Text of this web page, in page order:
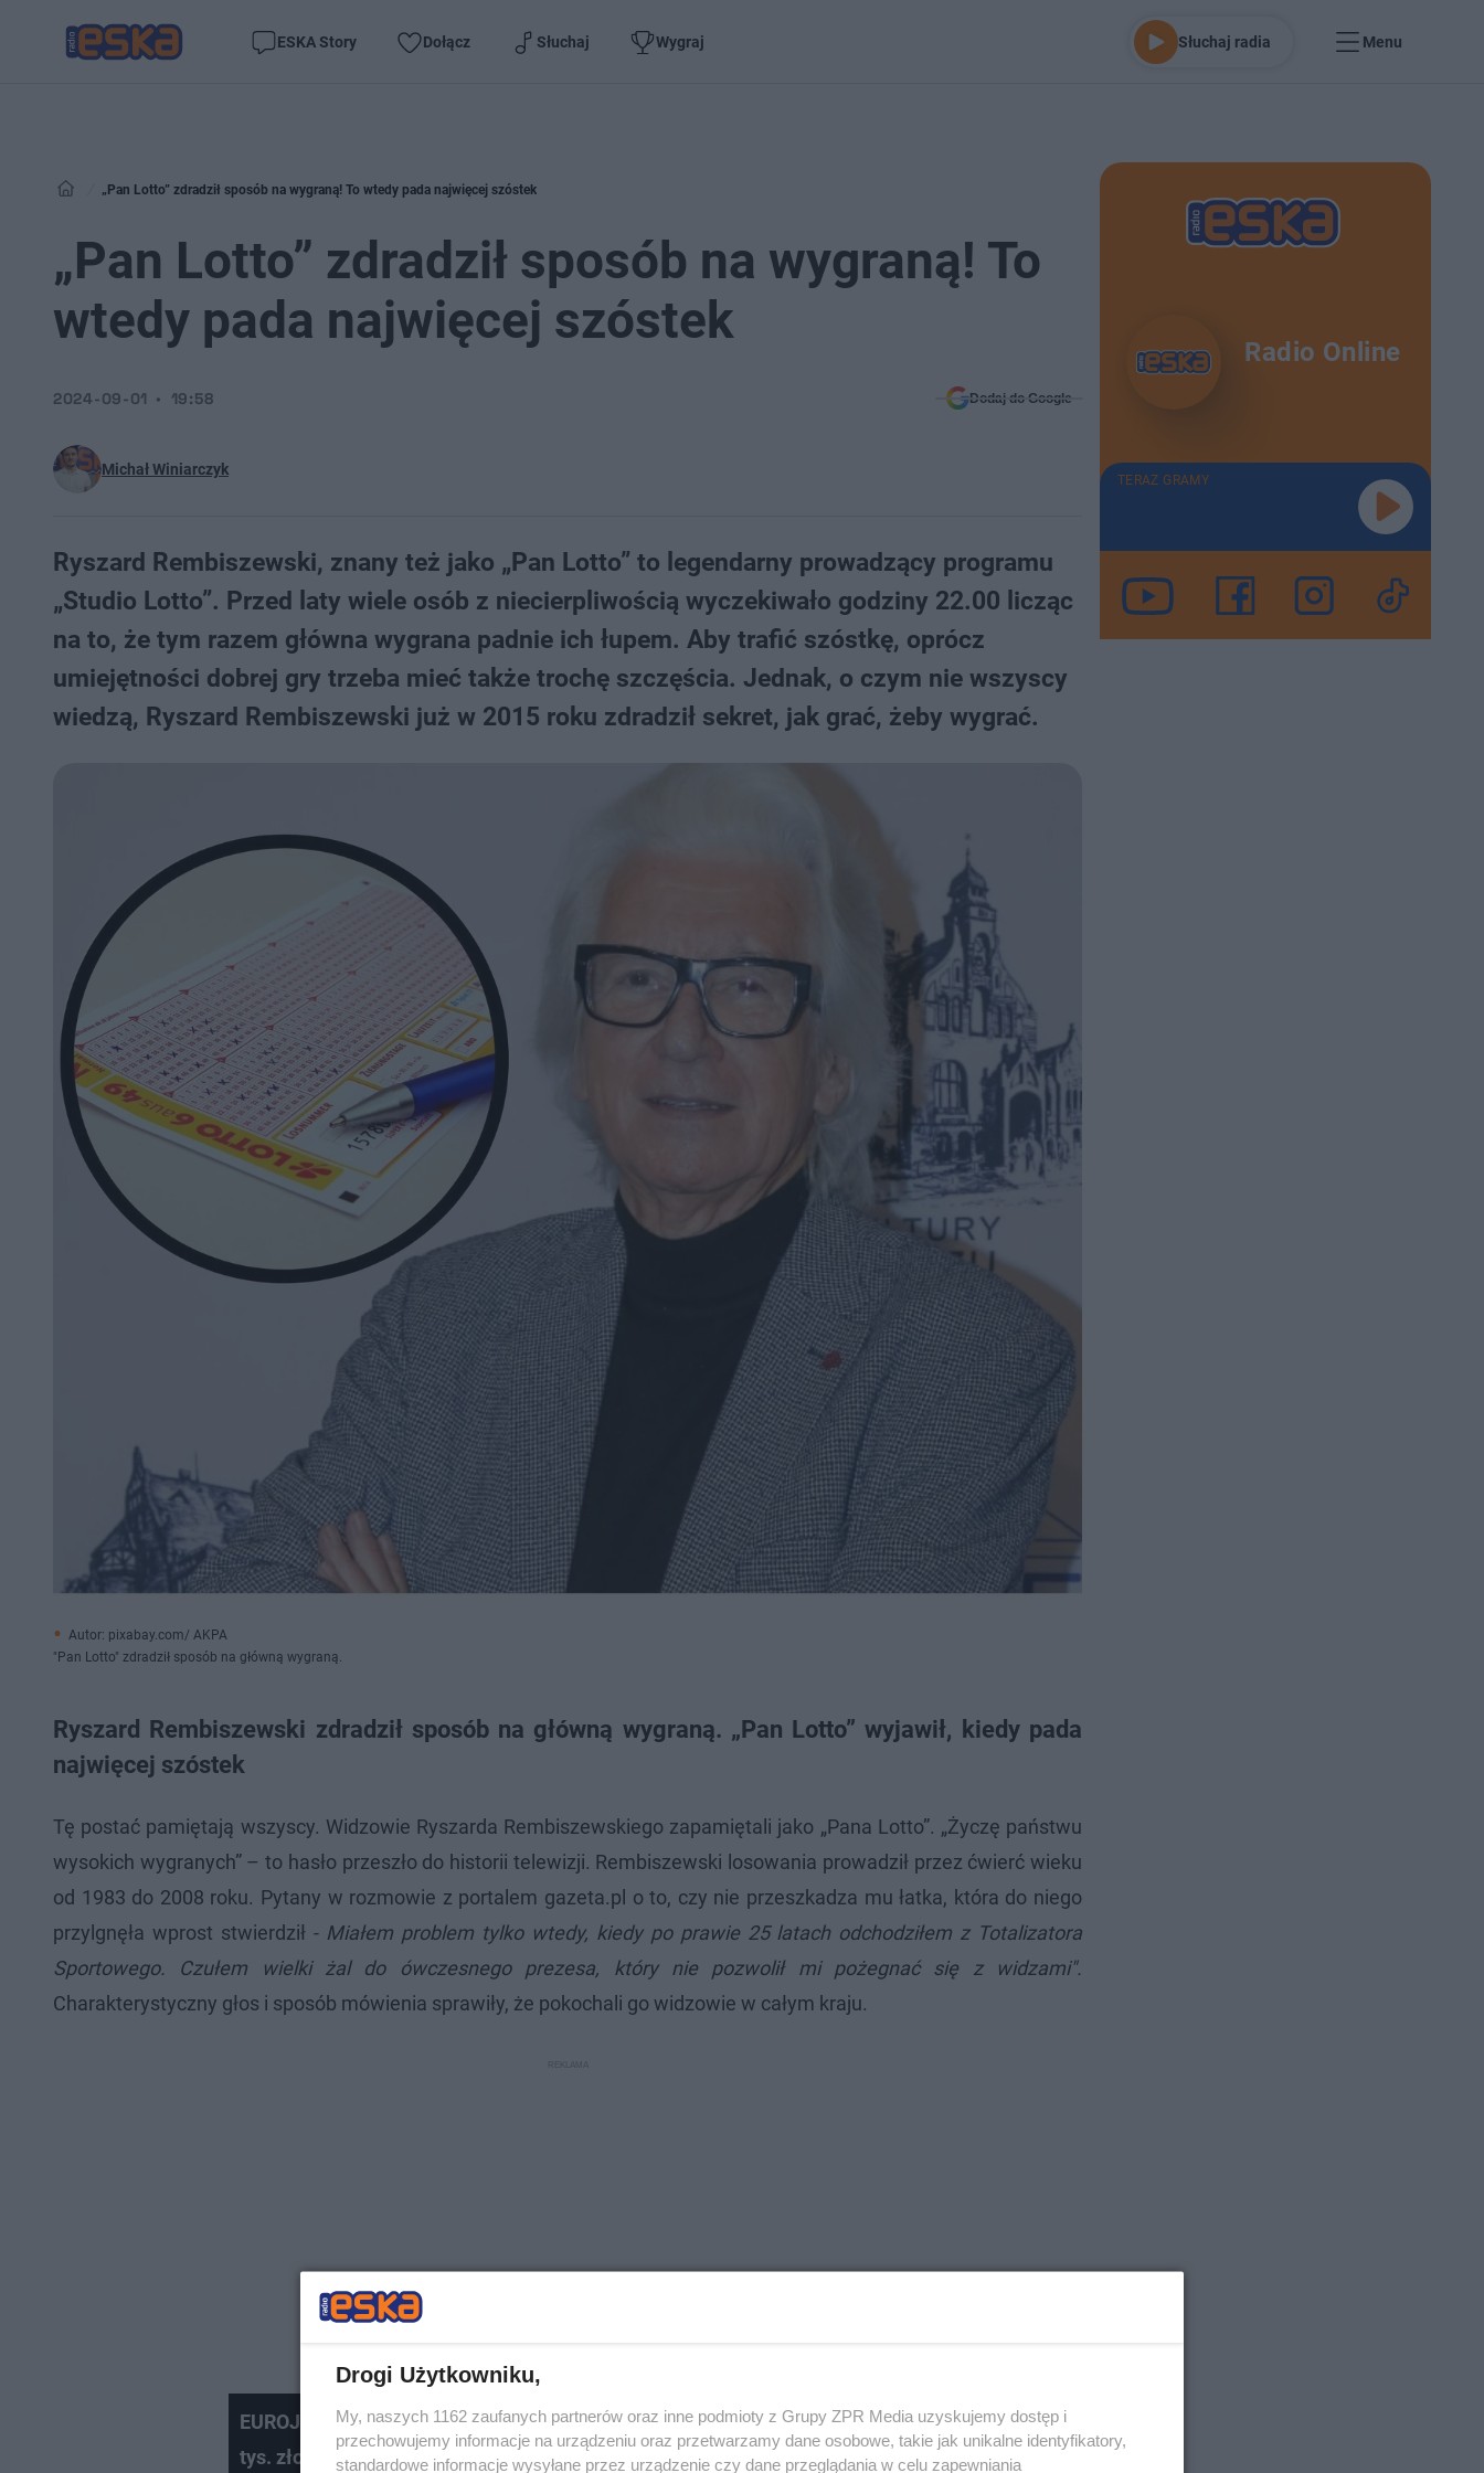
ESKA Story Dołącz Słuchaj Wygraj Słuchaj radia Menu
„Pan Lotto” zdradził sposób na wygraną! To wtedy pada najwięcej szóstek
„Pan Lotto” zdradził sposób na wygraną! To
wtedy pada najwięcej szóstek
Michał Winiarczyk
2024-09-01 19:58 Dodaj do Google
Ryszard Rembiszewski, znany też jako „Pan Lotto” to legendarny prowadzący programu
„Studio Lotto”. Przed laty wiele osób z niecierpliwością wyczekiwało godziny 22.00 licząc
na to, że tym razem główna wygrana padnie ich łupem. Aby trafić szóstkę, oprócz
umiejętności dobrej gry trzeba mieć także trochę szczęścia. Jednak, o czym nie wszyscy
wiedzą, Ryszard Rembiszewski już w 2015 roku zdradził sekret, jak grać, żeby wygrać.
Autor: pixabay.com/ AKPA
"Pan Lotto" zdradził sposób na główną wygraną.
Ryszard Rembiszewski zdradził sposób na główną wygraną. „Pan Lotto” wyjawił, kiedy pada
najwięcej szóstek
Tę postać pamiętają wszyscy. Widzowie Ryszarda Rembiszewskiego zapamiętali jako „Pana Lotto”. „Życzę państwu
wysokich wygranych” – to hasło przeszło do historii telewizji. Rembiszewski losowania prowadził przez ćwierć wieku
od 1983 do 2008 roku. Pytany w rozmowie z portalem gazeta.pl o to, czy nie przeszkadza mu łatka, która do niego
przylgnęła wprost stwierdził - Miałem problem tylko wtedy, kiedy po prawie 25 latach odchodziłem z Totalizatora
Sportowego. Czułem wielki żal do ówczesnego prezesa, który nie pozwolił mi pożegnać się z widzami".
Charakterystyczny głos i sposób mówienia sprawiły, że pokochali go widzowie w całym kraju.
EUROJACKPOT: Wygrana III stopnia w Polsce! Ktoś zgarnął ponad 892
tys. złotych
Radio Online
TERAZ GRAMY
Drogi Użytkowniku,
My, naszych 1162 zaufanych partnerów oraz inne podmioty z Grupy ZPR Media uzyskujemy dostęp i
przechowujemy informacje na urządzeniu oraz przetwarzamy dane osobowe, takie jak unikalne identyfikatory,
standardowe informacje wysyłane przez urządzenie czy dane przeglądania w celu zapewniania